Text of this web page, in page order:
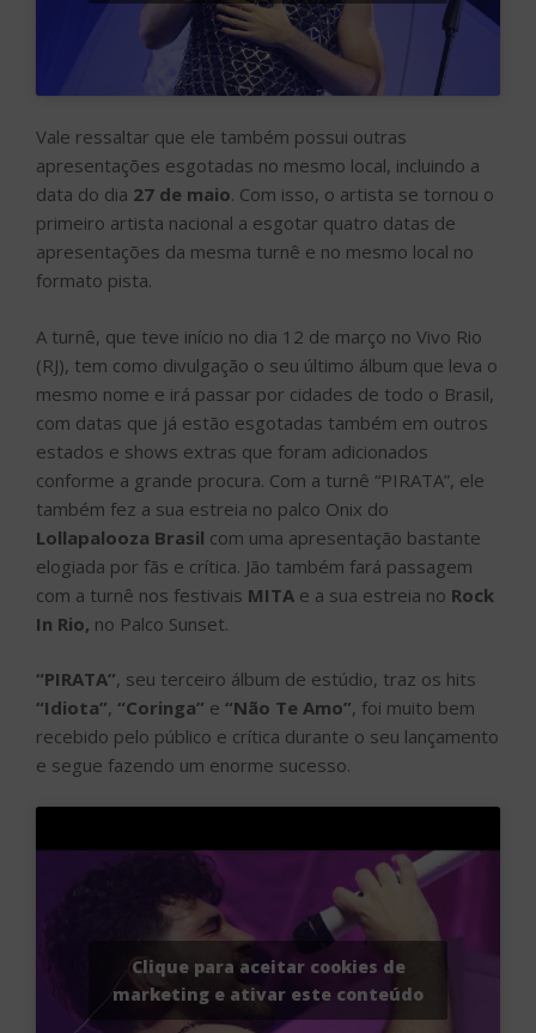
Vale ressaltar que ele também possui outras
apresentações esgotadas no mesmo local, incluindo a
data do dia 27 de maio. Com isso, o artista se tornou o
primeiro artista nacional a esgotar quatro datas de
apresentações da mesma turnê e no mesmo local no
formato pista.
A turnê, que teve início no dia 12 de março no Vivo Rio
(RJ), tem como divulgação o seu último álbum que leva o
mesmo nome e irá passar por cidades de todo o Brasil,
com datas que já estão esgotadas também em outros
estados e shows extras que foram adicionados
conforme a grande procura. Com a turnê “PIRATA”, ele
também fez a sua estreia no palco Onix do
Lollapalooza Brasil com uma apresentação bastante
elogiada por fãs e crítica. Jão também fará passagem
com a turnê nos festivais MITA e a sua estreia no Rock
In Rio, no Palco Sunset.
“PIRATA”, seu terceiro álbum de estúdio, traz os hits
“Idiota”, “Coringa” e “Não Te Amo”, foi muito bem
recebido pelo público e crítica durante o seu lançamento
e segue fazendo um enorme sucesso.
Clique para aceitar cookies de
marketing e ativar este conteúdo